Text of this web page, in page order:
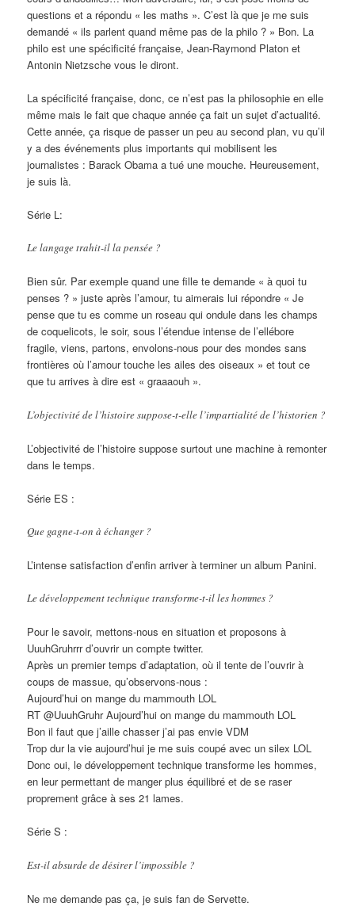
questions et a répondu « les maths ». C’est là que je me suis
demandé « ils parlent quand même pas de la philo ? » Bon. La
philo est une spécificité française, Jean-Raymond Platon et
Antonin Nietzsche vous le diront.
La spécificité française, donc, ce n’est pas la philosophie en elle
même mais le fait que chaque année ça fait un sujet d’actualité.
Cette année, ça risque de passer un peu au second plan, vu qu’il
y a des événements plus importants qui mobilisent les
journalistes : Barack Obama a tué une mouche. Heureusement,
je suis là.
Série L:
Le langage trahit-il la pensée ?
Bien sûr. Par exemple quand une fille te demande « à quoi tu
penses ? » juste après l’amour, tu aimerais lui répondre « Je
pense que tu es comme un roseau qui ondule dans les champs
de coquelicots, le soir, sous l’étendue intense de l’ellébore
fragile, viens, partons, envolons-nous pour des mondes sans
frontières où l’amour touche les ailes des oiseaux » et tout ce
que tu arrives à dire est « graaaouh ».
L’objectivité de l’histoire suppose-t-elle l’impartialité de l’historien ?
L’objectivité de l’histoire suppose surtout une machine à remonter
dans le temps.
Série ES :
Que gagne-t-on à échanger ?
L’intense satisfaction d’enfin arriver à terminer un album Panini.
Le développement technique transforme-t-il les hommes ?
Pour le savoir, mettons-nous en situation et proposons à
UuuhGruhrrr d’ouvrir un compte twitter.
Après un premier temps d’adaptation, où il tente de l’ouvrir à
coups de massue, qu’observons-nous :
Aujourd’hui on mange du mammouth LOL
RT @UuuhGruhr Aujourd’hui on mange du mammouth LOL
Bon il faut que j’aille chasser j’ai pas envie VDM
Trop dur la vie aujourd’hui je me suis coupé avec un silex LOL
Donc oui, le développement technique transforme les hommes,
en leur permettant de manger plus équilibré et de se raser
proprement grâce à ses 21 lames.
Série S :
Est-il absurde de désirer l’impossible ?
Ne me demande pas ça, je suis fan de Servette.